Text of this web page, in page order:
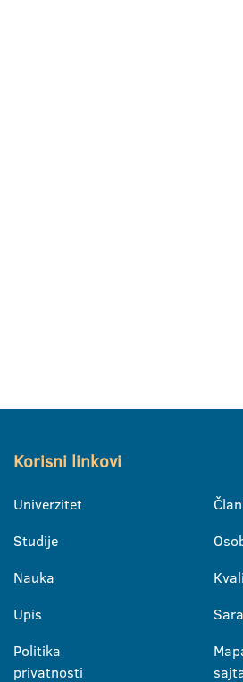
Korisni linkovi
Univerzitet
Studije
Nauka
Upis
Politika
privatnosti